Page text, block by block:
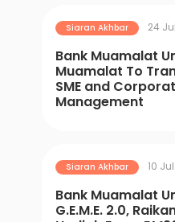
Siaran Akhbar 24
Bank Muamalat
Muamalat To
SME and
Management
Siaran Akhbar 10
Bank Muamalat
G.E.M.E. 2.0,